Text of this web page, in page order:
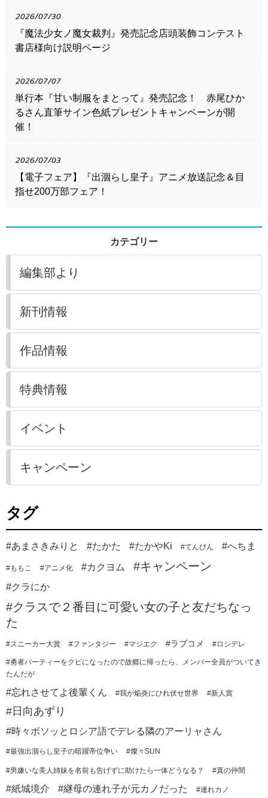
2026/07/30
『魔法少女ノ魔女裁判』発売記念店頭装飾コンテスト
書店様向け説明ページ
2026/07/07
単行本『甘い制服をまとって』発売記念！ 赤尾ひか
るさん直筆サイン色紙プレゼントキャンペーンが開
催！
2026/07/03
【電子フェア】『出涸らし皇子』アニメ放送記念＆目
指せ200万部フェア！
カテゴリー
編集部より
新刊情報
作品情報
特典情報
イベント
キャンペーン
タグ
#あまさきみりと #たかた #たかやKi #てんびん #へちま
#ももこ #アニメ化 #カクヨム #キャンペーン
#クラにか
#クラスで２番目に可愛い女の子と友だちなっ
た
#スニーカー大賞 #ファンタジー #マジエク #ラブコメ #ロシデレ
#勇者パーティーをクビになったので故郷に帰ったら、メンバー全員がついてき
たんだが
#忘れさせてよ後輩くん #我が焔炎にひれ伏せ世界 #新人賞
#日向あずり
#時々ボソッとロシア語でデレる隣のアーリャさん
#最強出涸らし皇子の暗躍帝位争い #燦々SUN
#男嫌いな美人姉妹を名前も告げずに助けたら一体どうなる？ #真の仲間
#紙城境介 #継母の連れ子が元カノだった #連れカノ